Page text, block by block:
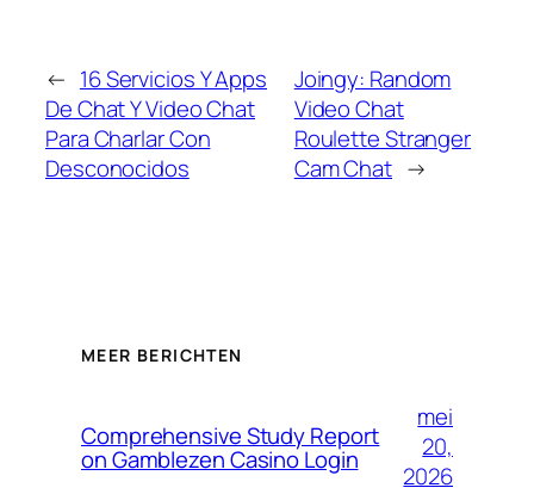
← 16 Servicios Y Apps
De Chat Y Video Chat
Para Charlar Con
Desconocidos
Joingy: Random
Video Chat
Roulette Stranger
Cam Chat →
MEER BERICHTEN
Comprehensive Study Report
on Gamblezen Casino Login
mei
20,
2026